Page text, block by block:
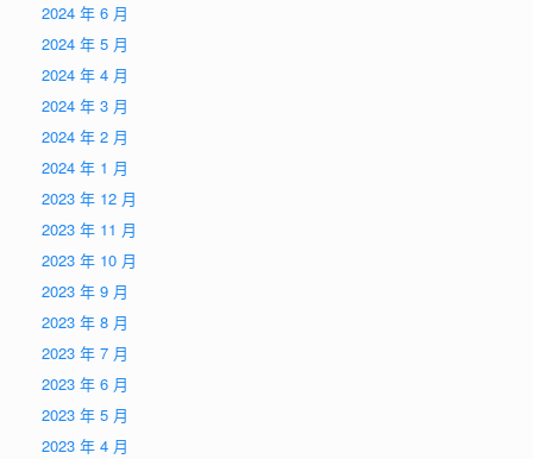
2024 年 6 月
2024 年 5 月
2024 年 4 月
2024 年 3 月
2024 年 2 月
2024 年 1 月
2023 年 12 月
2023 年 11 月
2023 年 10 月
2023 年 9 月
2023 年 8 月
2023 年 7 月
2023 年 6 月
2023 年 5 月
2023 年 4 月